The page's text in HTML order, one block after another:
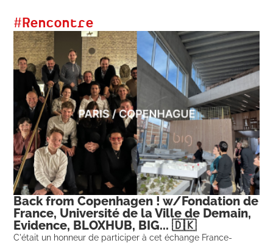
# Rencontre
Back from Copenhagen ! w/Fondation de
France, Université de la Ville de Demain,
Evidence, BLOXHUB, BIG... 🇩🇰
C'était un honneur de participer à cet échange France-